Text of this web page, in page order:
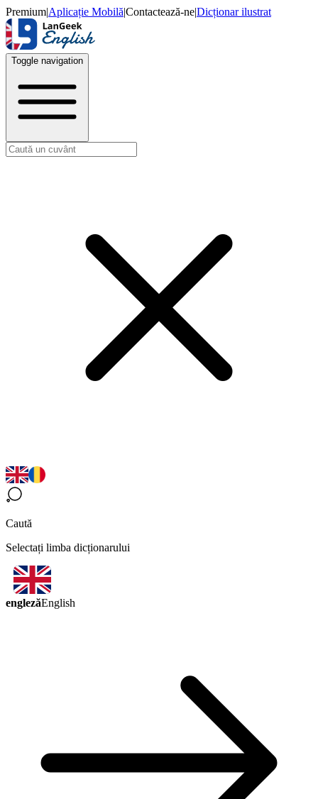
Premium|Aplicație Mobilă|Contactează-ne|Dicționar ilustrat
Toggle navigation
Caută
Selectați limba dicționarului
englezăEnglish